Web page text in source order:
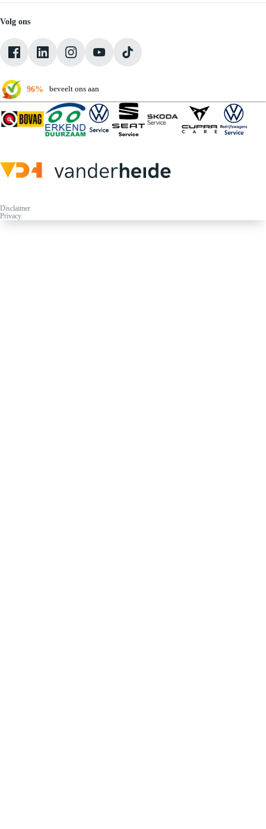
Medewerkers
Onze servicebeloften
Pechhulp
Klantbeoordelingen
Verkoopvoorwaarden
Volg ons
96% beveelt ons aan
Disclaimer
Privacy